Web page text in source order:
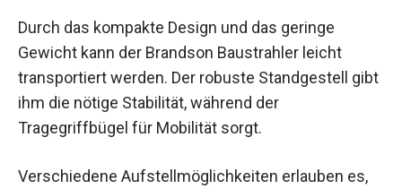
Durch das kompakte Design und das geringe
Gewicht kann der Brandson Baustrahler leicht
transportiert werden. Der robuste Standgestell gibt
ihm die nötige Stabilität, während der
Tragegriffbügel für Mobilität sorgt.
Verschiedene Aufstellmöglichkeiten erlauben es,